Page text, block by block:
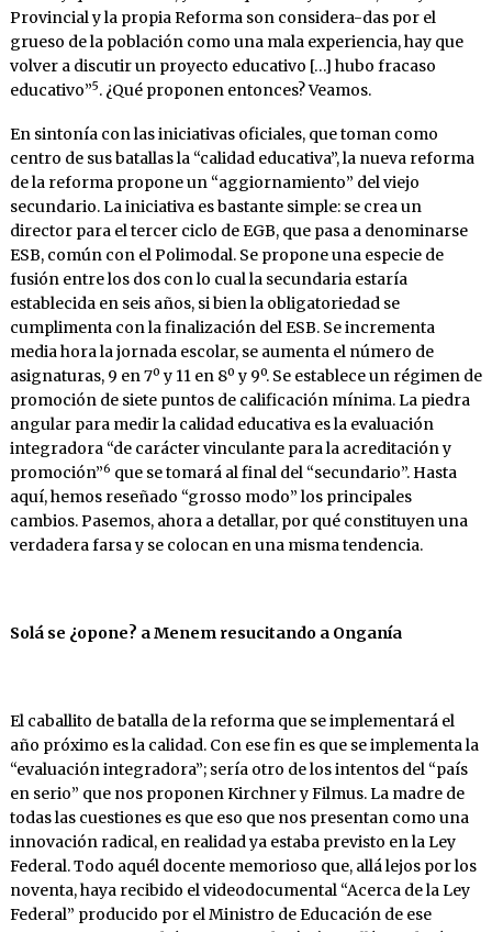
Provincial y la propia Reforma son considera-das por el
grueso de la población como una mala experiencia, hay que
volver a discutir un proyecto educativo […] hubo fracaso
educativo”5. ¿Qué proponen entonces? Veamos.
En sintonía con las iniciativas oficiales, que toman como
centro de sus batallas la “calidad educativa”, la nueva reforma
de la reforma propone un “aggiornamiento” del viejo
secundario. La iniciativa es bastante simple: se crea un
director para el tercer ciclo de EGB, que pasa a denominarse
ESB, común con el Polimodal. Se propone una especie de
fusión entre los dos con lo cual la secundaria estaría
establecida en seis años, si bien la obligatoriedad se
cumplimenta con la finalización del ESB. Se incrementa
media hora la jornada escolar, se aumenta el número de
asignaturas, 9 en 7º y 11 en 8º y 9º. Se establece un régimen de
promoción de siete puntos de calificación mínima. La piedra
angular para medir la calidad educativa es la evaluación
integradora “de carácter vinculante para la acreditación y
promoción”6 que se tomará al final del “secundario”. Hasta
aquí, hemos reseñado “grosso modo” los principales
cambios. Pasemos, ahora a detallar, por qué constituyen una
verdadera farsa y se colocan en una misma tendencia.
Solá se ¿opone? a Menem resucitando a Onganía
El caballito de batalla de la reforma que se implementará el
año próximo es la calidad. Con ese fin es que se implementa la
“evaluación integradora”; sería otro de los intentos del “país
en serio” que nos proponen Kirchner y Filmus. La madre de
todas las cuestiones es que eso que nos presentan como una
innovación radical, en realidad ya estaba previsto en la Ley
Federal. Todo aquél docente memorioso que, allá lejos por los
noventa, haya recibido el videodocumental “Acerca de la Ley
Federal” producido por el Ministro de Educación de ese